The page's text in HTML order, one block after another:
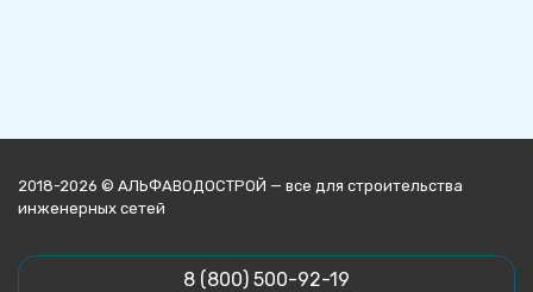
2018-2026 © АЛЬФАВОДОСТРОЙ — все для строительства
инженерных сетей
8 (800) 500-92-19